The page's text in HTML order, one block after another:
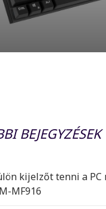
BEJEGYZÉSEK
kijelzőt tenni a PC
MF916